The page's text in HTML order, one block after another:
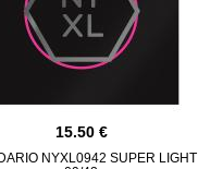
15.50
NYXL0942 SUPER LIGHT